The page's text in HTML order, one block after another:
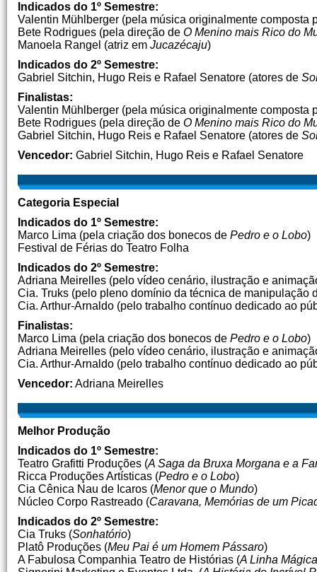
Indicados do 1º Semestre:
Valentin Mühlberger (pela música originalmente composta
Bete Rodrigues (pela direção de O Menino mais Rico do
Manoela Rangel (atriz em Jucazécaju)
Indicados do 2º Semestre:
Gabriel Sitchin, Hugo Reis e Rafael Senatore (atores de
Finalistas:
Valentin Mühlberger (pela música originalmente composta
Bete Rodrigues (pela direção de O Menino mais Rico do
Gabriel Sitchin, Hugo Reis e Rafael Senatore (atores de
Vencedor: Gabriel Sitchin, Hugo Reis e Rafael Senatore
Categoria Especial
Indicados do 1º Semestre:
Marco Lima (pela criação dos bonecos de Pedro e o Lobo)
Festival de Férias do Teatro Folha
Indicados do 2º Semestre:
Adriana Meirelles (pelo vídeo cenário, ilustração e
Cia. Truks (pelo pleno domínio da técnica de manipulação
Cia. Arthur-Arnaldo (pelo trabalho contínuo dedicado ao
Finalistas:
Marco Lima (pela criação dos bonecos de Pedro e o Lobo)
Adriana Meirelles (pelo vídeo cenário, ilustração e
Cia. Arthur-Arnaldo (pelo trabalho contínuo dedicado ao
Vencedor: Adriana Meirelles
Melhor Produção
Indicados do 1º Semestre:
Teatro Grafitti Produções (A Saga da Bruxa Morgana e a
Ricca Produções Artísticas (Pedro e o Lobo)
Cia Cênica Nau de Icaros (Menor que o Mundo)
Núcleo Corpo Rastreado (Caravana, Memórias de um
Indicados do 2º Semestre:
Cia Truks (Sonhatório)
Platô Produções (Meu Pai é um Homem Pássaro)
A Fabulosa Companhia Teatro de Histórias (A Linha Mágica